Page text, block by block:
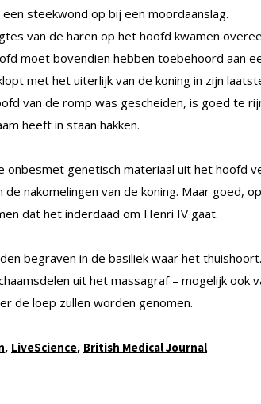
steekwond op bij een moordaanslag.
van de haren op het hoofd kwamen
moet bovendien hebben toebehoord aan
met het uiterlijk van de koning in zijn
van de romp was gescheiden, is goed te
heeft in staan hakken.
onbesmet genetisch materiaal uit het hoofd
nakomelingen van de koning. Maar goed,
dat het inderdaad om Henri IV gaat.
begraven in de basiliek waar het
uit het massagraf – mogelijk ook
de loep zullen worden genomen.
, LiveScience, British Medical Journal